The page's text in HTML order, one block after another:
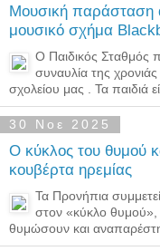
Μουσική παράσταση
μουσικό σχήμα
Ο Παιδικός Σταθμός
συναυλία της
σχολείου μας . Τα παιδιά
30 Νοε 2025
Ο κύκλος του θυμού
κουβέρτα ηρεμίας
Τα Προνήπια
στον «κύκλο θυμού»,
θυμώσουν και